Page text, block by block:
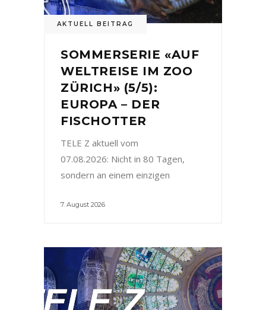
AKTUELL BEITRAG
SOMMERSERIE «AUF
WELTREISE IM ZOO
ZÜRICH» (5/5):
EUROPA – DER
FISCHOTTER
TELE Z aktuell vom
07.08.2026: Nicht in 80 Tagen,
sondern an einem einzigen
7. August 2026